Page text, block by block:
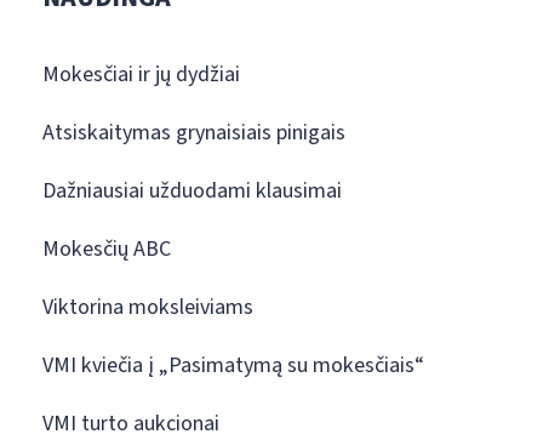
Mokesčiai ir jų dydžiai
Atsiskaitymas grynaisiais pinigais
Dažniausiai užduodami klausimai
Mokesčių ABC
Viktorina moksleiviams
VMI kviečia į „Pasimatymą su mokesčiais“
VMI turto aukcionai